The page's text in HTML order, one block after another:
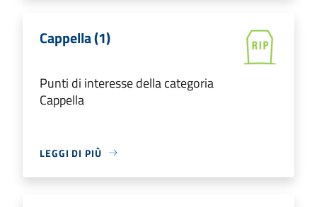
Cappella (1)
Punti di interesse della categoria
Cappella
LEGGI DI PIÙ